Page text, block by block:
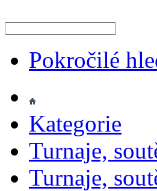
Pokročilé
Kategorie
Turnaje,
Turnaje,